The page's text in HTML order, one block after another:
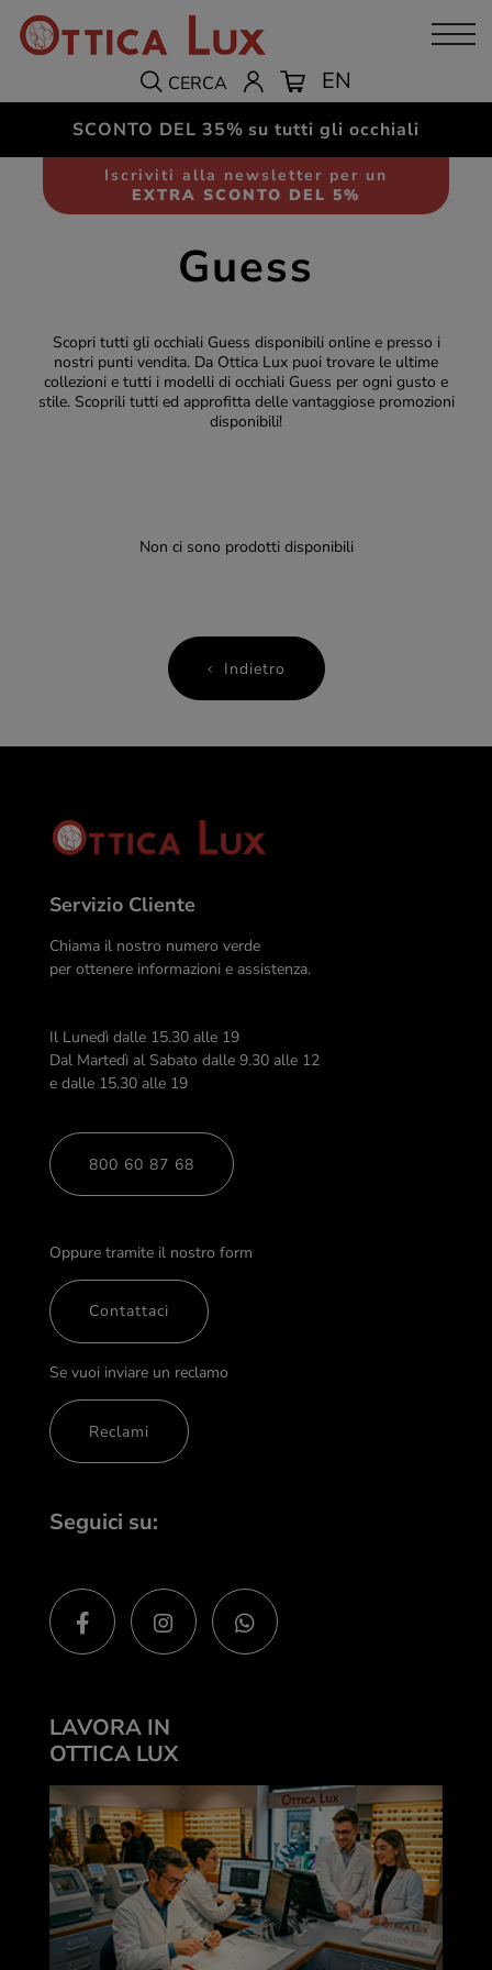
CERCA EN
SCONTO DEL 35% su tutti gli occhiali
Iscriviti alla newsletter per un
EXTRA SCONTO DEL 5%
Guess
Scopri tutti gli occhiali Guess disponibili online e presso i
nostri punti vendita. Da Ottica Lux puoi trovare le ultime
collezioni e tutti i modelli di occhiali Guess per ogni gusto e
stile. Scoprili tutti ed approfitta delle vantaggiose promozioni
disponibili!
Non ci sono prodotti disponibili
Indietro
Servizio Cliente
Chiama il nostro numero verde
per ottenere informazioni e assistenza.
Il Lunedì dalle 15.30 alle 19
Dal Martedì al Sabato dalle 9.30 alle 12
e dalle 15.30 alle 19
800 60 87 68
Oppure tramite il nostro form
Contattaci
Se vuoi inviare un reclamo
Reclami
Seguici su:
LAVORA IN
OTTICA LUX